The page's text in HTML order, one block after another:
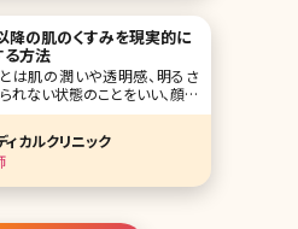
降の肌のくすみを現実的に
る方法
は肌の潤いや透明感、明るさ
れない状態のことをいい、顔全
ることが多いです。肌荒れのよ
かりやすい症状が出ることがな
の肌がくすんでいると気づか
が慢性化してしまうケースもあ
プが
カルクリニック